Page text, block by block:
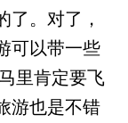
了。对了，
可以带一些
里肯定要飞
游也是不错